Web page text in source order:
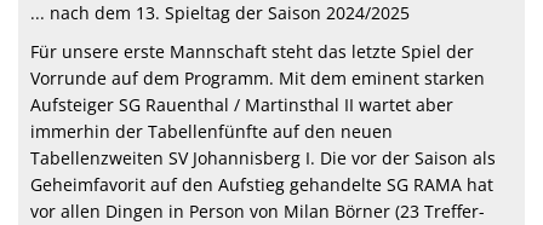
Schiedsrichter beim SVJ
Hansenbergblättsche 26/27
... nach dem 13. Spieltag der Saison 2024/2025
Für unsere erste Mannschaft steht das letzte Spiel der
Vorrunde auf dem Programm. Mit dem eminent starken
Aufsteiger SG Rauenthal / Martinsthal II wartet aber
immerhin der Tabellenfünfte auf den neuen
Tabellenzweiten SV Johannisberg I. Die vor der Saison als
Geheimfavorit auf den Aufstieg gehandelte SG RAMA hat
vor allen Dingen in Person von Milan Börner (23 Treffer-